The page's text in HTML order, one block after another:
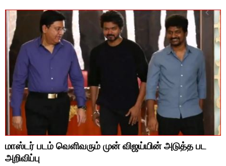
மாஸ்டர் படம் வெளிவரும் முன் விஜய்யின் அடுத்த பட
அறிவிப்பு